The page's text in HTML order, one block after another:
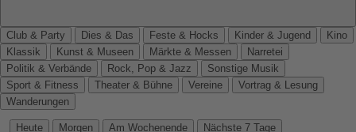
Club & Party Dies & Das Feste & Hocks Kinder & Jugend
Kino
Klassik
Kunst & Museen Märkte & Messen
Narretei
Politik & Verbände
Rock, Pop & Jazz
Sonstige Musik
Sport & Fitness
Theater & Bühne Vereine
Vortrag & Lesung
Wanderungen
Heute Morgen Am Wochenende Nächste 7 Tage